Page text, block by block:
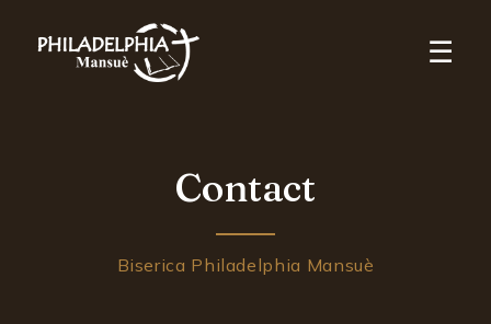
☰
Contact
Biserica Philadelphia Mansuè